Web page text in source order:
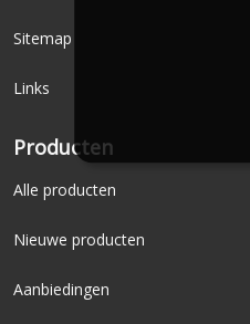
Sitemap
Links
Producten
Alle producten
Nieuwe producten
Aanbiedingen